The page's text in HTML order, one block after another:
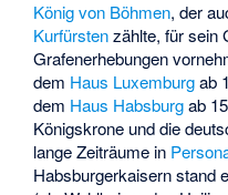
König von Böhmen, der
Kurfürstenzählte, für sein
Grafenerhebungen
dem Haus Luxemburgab
dem Haus Habsburgab
Königskrone und die
lange Zeiträume in
Habsburgerkaisern stand